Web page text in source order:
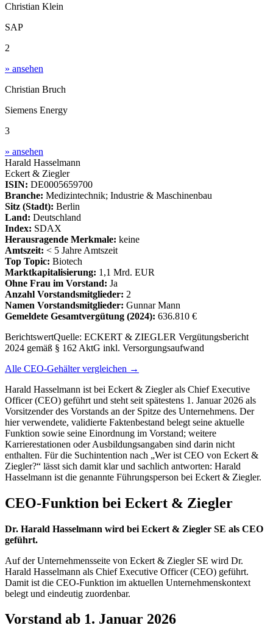
Christian Klein
SAP
2
» ansehen
Christian Bruch
Siemens Energy
3
» ansehen
Harald Hasselmann
Eckert & Ziegler
ISIN: DE0005659700
Branche: Medizintechnik; Industrie & Maschinenbau
Sitz (Stadt): Berlin
Land: Deutschland
Index: SDAX
Herausragende Merkmale: keine
Amtszeit: < 5 Jahre Amtszeit
Top Topic: Biotech
Marktkapitalisierung: 1,1 Mrd. EUR
Ohne Frau im Vorstand: Ja
Anzahl Vorstandsmitglieder: 2
Namen Vorstandsmitglieder: Gunnar Mann
Gemeldete Gesamtvergütung (2024): 636.810 €
BerichtswertQuelle: ECKERT & ZIEGLER Vergütungsbericht
2024 gemäß § 162 AktG inkl. Versorgungsaufwand
Alle CEO-Gehälter vergleichen →
Harald Hasselmann ist bei Eckert & Ziegler als Chief Executive
Officer (CEO) geführt und steht seit spätestens 1. Januar 2026 als
Vorsitzender des Vorstands an der Spitze des Unternehmens. Der
hier verwendete, validierte Faktenbestand belegt seine aktuelle
Funktion sowie seine Einordnung im Vorstand; weitere
Karrierestationen oder Ausbildungsangaben sind darin nicht
enthalten. Für die Suchintention nach „Wer ist CEO von Eckert &
Ziegler?“ lässt sich damit klar und sachlich antworten: Harald
Hasselmann ist die genannte Führungsperson bei Eckert & Ziegler.
CEO-Funktion bei Eckert & Ziegler
Dr. Harald Hasselmann wird bei Eckert & Ziegler SE als CEO
geführt.
Auf der Unternehmensseite von Eckert & Ziegler SE wird Dr.
Harald Hasselmann als Chief Executive Officer (CEO) geführt.
Damit ist die CEO-Funktion im aktuellen Unternehmenskontext
belegt und eindeutig zuordenbar.
Vorstand ab 1. Januar 2026